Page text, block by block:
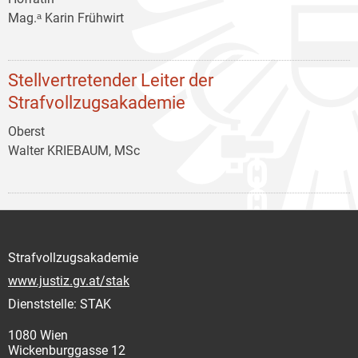
Mag.ᵃ Karin Frühwirt
Stellvertretender Leiter der
Strafvollzugsakademie
Oberst
Walter KRIEBAUM, MSc
Strafvollzugsakademie
www.justiz.gv.at/stak
Dienststelle: STAK
1080 Wien
Wickenburggasse 12